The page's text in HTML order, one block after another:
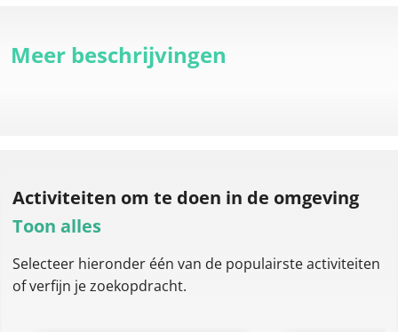
Meer beschrijvingen
Activiteiten om te doen in de omgeving
Toon alles
Selecteer hieronder één van de populairste activiteiten
of verfijn je zoekopdracht.